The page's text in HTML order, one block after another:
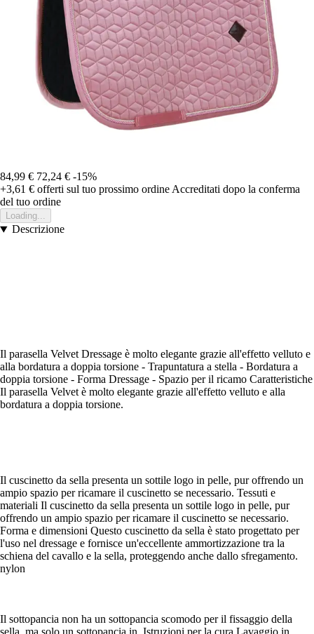
84,99 € 72,24 € -15%
+3,61 € offerti sul tuo prossimo ordineAccreditati dopo la conferma
del tuo ordine
Loading...
Descrizione
Il parasella Velvet Dressage è molto elegante grazie all'effetto velluto e
alla bordatura a doppia torsione - Trapuntatura a stella - Bordatura a
doppia torsione - Forma Dressage - Spazio per il ricamo Caratteristiche
Il parasella Velvet è molto elegante grazie all'effetto velluto e alla
bordatura a doppia torsione.
Il cuscinetto da sella presenta un sottile logo in pelle, pur offrendo un
ampio spazio per ricamare il cuscinetto se necessario. Tessuti e
materiali Il cuscinetto da sella presenta un sottile logo in pelle, pur
offrendo un ampio spazio per ricamare il cuscinetto se necessario.
Forma e dimensioni Questo cuscinetto da sella è stato progettato per
l'uso nel dressage e fornisce un'eccellente ammortizzazione tra la
schiena del cavallo e la sella, proteggendo anche dallo sfregamento.
nylon
Il sottopancia non ha un sottopancia scomodo per il fissaggio della